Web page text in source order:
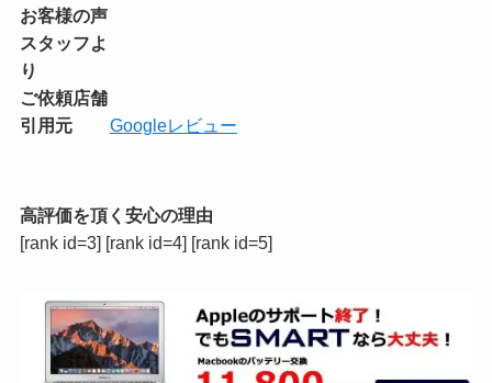
お客様の声
スタッフよ
り
ご依頼店舗
引用元
Googleレビュー
高評価を頂く安心の理由
[rank id=3] [rank id=4] [rank id=5]